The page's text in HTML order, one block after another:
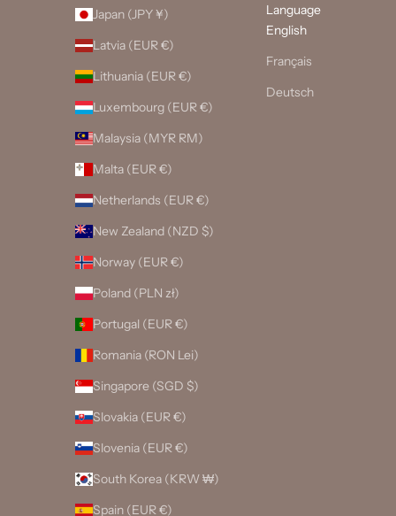
Japan (JPY ¥)
Latvia (EUR €)
Lithuania (EUR €)
Luxembourg (EUR €)
Malaysia (MYR RM)
Malta (EUR €)
Netherlands (EUR €)
New Zealand (NZD $)
Norway (EUR €)
Poland (PLN zł)
Portugal (EUR €)
Romania (RON Lei)
Singapore (SGD $)
Slovakia (EUR €)
Slovenia (EUR €)
South Korea (KRW ₩)
Spain (EUR €)
Language
English
Français
Deutsch